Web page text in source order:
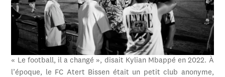
« Le football, il a changé », disait Kylian Mbappé en 2022. À
l’époque, le FC Atert Bissen était un petit club anonyme,